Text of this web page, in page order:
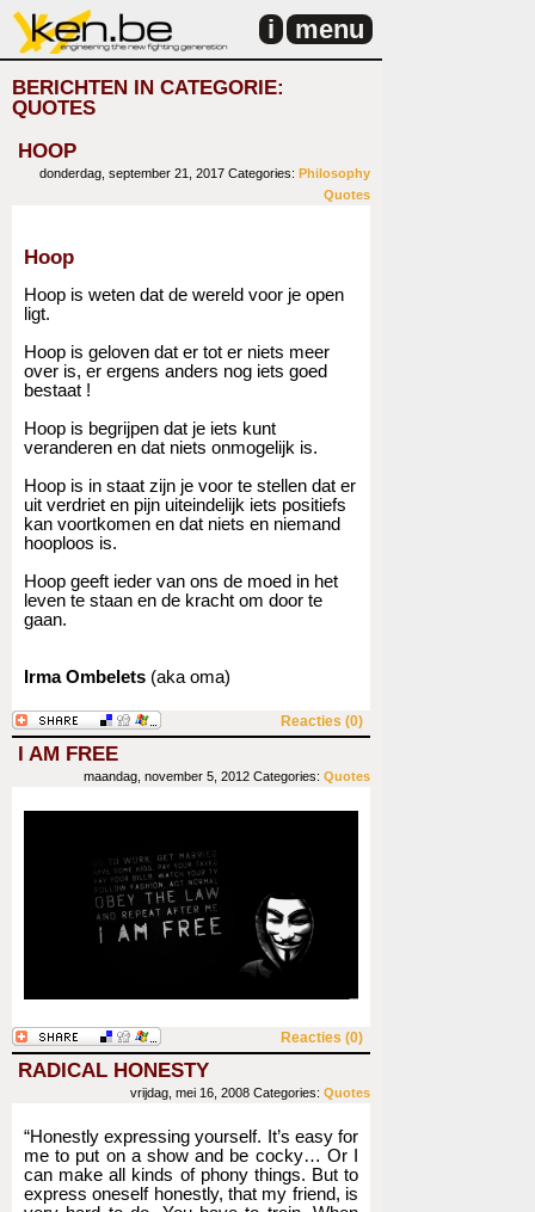
i menu
BERICHTEN IN CATEGORIE:
QUOTES
HOOP
donderdag, september 21, 2017 Categories: Philosophy
Quotes
Hoop
Hoop is weten dat de wereld voor je open
ligt.
Hoop is geloven dat er tot er niets meer
over is, er ergens anders nog iets goed
bestaat !
Hoop is begrijpen dat je iets kunt
veranderen en dat niets onmogelijk is.
Hoop is in staat zijn je voor te stellen dat er
uit verdriet en pijn uiteindelijk iets positiefs
kan voortkomen en dat niets en niemand
hooploos is.
Hoop geeft ieder van ons de moed in het
leven te staan en de kracht om door te
gaan.
Irma Ombelets (aka oma)
Reacties (0)
I AM FREE
maandag, november 5, 2012 Categories: Quotes
Reacties (0)
RADICAL HONESTY
vrijdag, mei 16, 2008 Categories: Quotes
“Honestly expressing yourself. It’s easy for
me to put on a show and be cocky… Or I
can make all kinds of phony things. But to
express oneself honestly, that my friend, is